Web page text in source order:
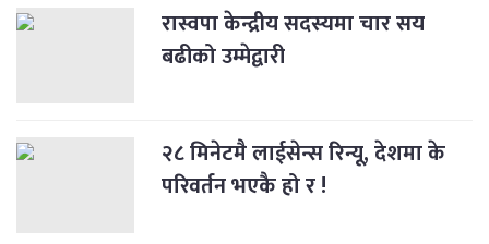
रास्वपा केन्द्रीय सदस्यमा चार सय
बढीको उम्मेद्वारी
२८ मिनेटमै लाईसेन्स रिन्यू, देशमा के
परिवर्तन भएकै हो र !